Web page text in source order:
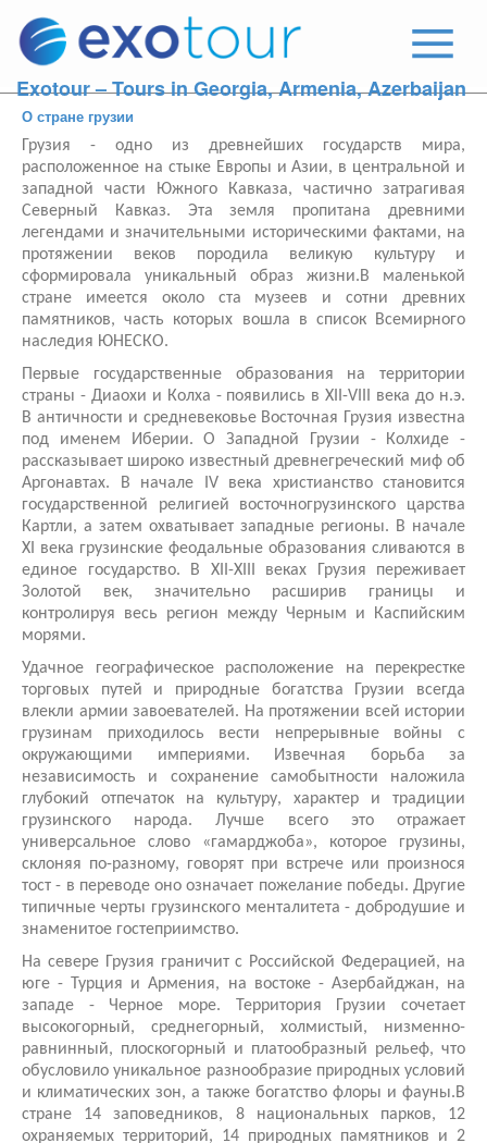
Exotour – Tours in Georgia, Armenia, Azerbaijan
О стране грузии
Грузия - одно из древнейших государств мира,
расположенное на стыке Европы и Азии, в центральной и
западной части Южного Кавказа, частично затрагивая
Северный Кавказ. Эта земля пропитана древними
легендами и значительными историческими фактами, на
протяжении веков породила великую культуру и
сформировала уникальный образ жизни.В маленькой
стране имеется около ста музеев и сотни древних
памятников, часть которых вошла в список Всемирного
наследия ЮНЕСКО.
Первые государственные образования на территории
страны - Диаохи и Колха - появились в XII-VIII века до н.э.
В античности и средневековье Восточная Грузия известна
под именем Иберии. О Западной Грузии - Колхиде -
рассказывает широко известный древнегреческий миф об
Аргонавтах. В начале IV века христианство становится
государственной религией восточногрузинского царства
Картли, а затем охватывает западные регионы. В начале
XI века грузинские феодальные образования сливаются в
единое государство. В XII-XIII веках Грузия переживает
Золотой век, значительно расширив границы и
контролируя весь регион между Черным и Каспийским
морями.
Удачное географическое расположение на перекрестке
торговых путей и природные богатства Грузии всегда
влекли армии завоевателей. На протяжении всей истории
грузинам приходилось вести непрерывные войны с
окружающими империями. Извечная борьба за
независимость и сохранение самобытности наложила
глубокий отпечаток на культуру, характер и традиции
грузинского народа. Лучше всего это отражает
универсальное слово «гамарджоба», которое грузины,
склоняя по-разному, говорят при встрече или произнося
тост - в переводе оно означает пожелание победы. Другие
типичные черты грузинского менталитета - добродушие и
знаменитое гостеприимство.
На севере Грузия граничит с Российской Федерацией, на
юге - Турция и Армения, на востоке - Азербайджан, на
западе - Черное море. Территория Грузии сочетает
высокогорный, среднегорный, холмистый, низменно-
равнинный, плоскогорный и платообразный рельеф, что
обусловило уникальное разнообразие природных условий
и климатических зон, а также богатство флоры и фауны.В
стране 14 заповедников, 8 национальных парков, 12
охраняемых территорий, 14 природных памятников и 2